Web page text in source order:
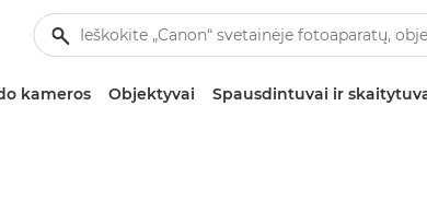
kameros Objektyvai Spausdintuvai ir